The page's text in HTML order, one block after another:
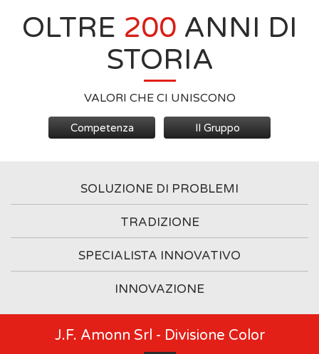
OLTRE 200 ANNI DI
STORIA
VALORI CHE CI UNISCONO
Competenza Il Gruppo
SOLUZIONE DI PROBLEMI
TRADIZIONE
SPECIALISTA INNOVATIVO
INNOVAZIONE
J.F. Amonn Srl - Divisione Color